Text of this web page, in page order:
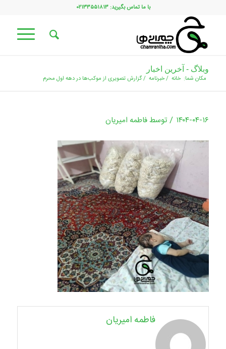
با ما تماس بگیرید: ۰۲۱۳۳۵۵۱۸۱۳
وبلاگ - آخرین اخبار
مکان شما: خانه /خبرنامه /گزارش تصویری از موکب‌ها در دهه اول محرم
۱۴۰۴-۰۴-۱۶ / توسطفاطمه امیریان
فاطمه امیریان